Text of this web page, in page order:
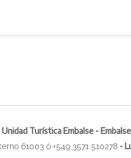
Turística Embalse -
61003 ó +549 3571 510278-